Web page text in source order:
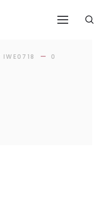
IWE0718
0